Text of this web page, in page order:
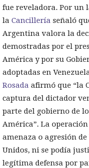
fue reveladora. Por un
la Cancillería señaló
Argentina valora la
demostradas por el
América y por su
adoptadas en
Rosada afirmó que “la
captura del dictador
parte del gobierno de
América”. La
amenaza o agresión
Unidos, ni se podía
legítima defensa por